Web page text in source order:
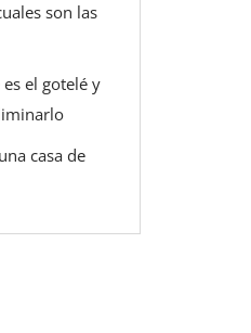
son las
es el gotelé y
casa de